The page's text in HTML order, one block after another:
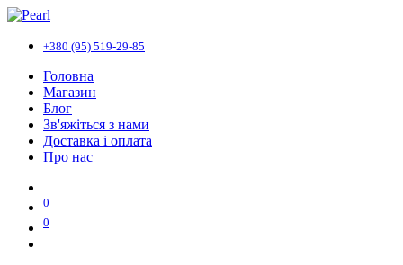
+380 (95) 519-29-85
Головна
Магазин
Блог
Зв'яжіться з нами
Доставка і оплата
Про нас
0
0